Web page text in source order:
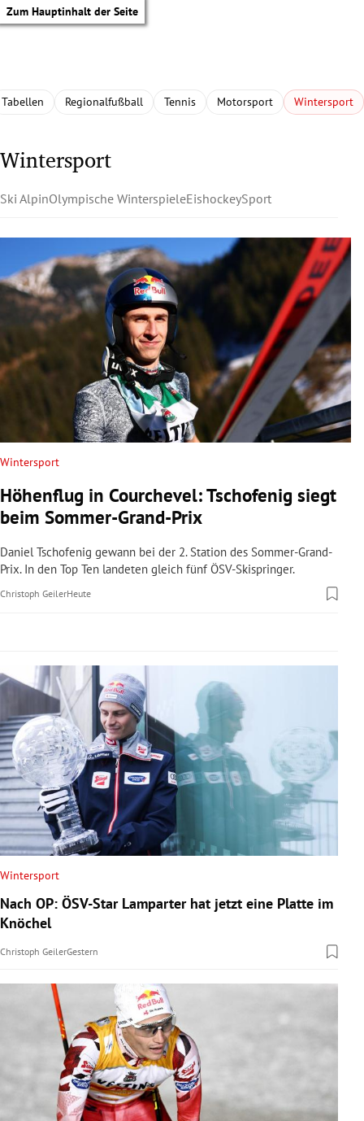
Zum Hauptinhalt der Seite
Untermenü
Untermenü
Untermenü
Untermenü
Untermenü
Untermenü
Untermenü
Tabellen Regionalfußball Tennis Motorsport Wintersport
Wintersport
Ski AlpinOlympische WinterspieleEishockeySport
Wintersport
Höhenflug in Courchevel: Tschofenig siegt
beim Sommer-Grand-Prix
Daniel Tschofenig gewann bei der 2. Station des Sommer-Grand-
Prix. In den Top Ten landeten gleich fünf ÖSV-Skispringer.
Christoph GeilerHeute
Wintersport
Nach OP: ÖSV-Star Lamparter hat jetzt eine Platte im
Knöchel
Christoph GeilerGestern